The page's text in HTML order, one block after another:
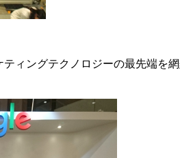
ィングテクノロジーの最先端を